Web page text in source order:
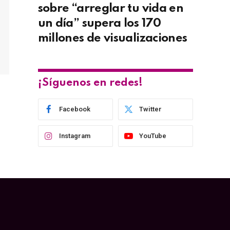
sobre “arreglar tu vida en
un día” supera los 170
millones de visualizaciones
¡Síguenos en redes!
Facebook Twitter
Instagram YouTube